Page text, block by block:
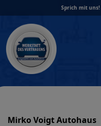
to
content
Sprich mit uns!
Mirko Voigt Autohaus